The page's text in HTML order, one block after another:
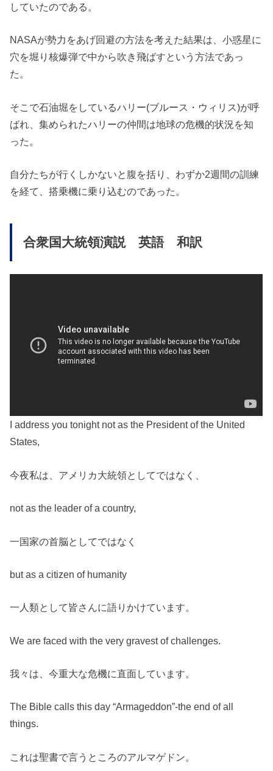
していたのである。
NASAが勢力をあげ回避の方法を考えた結果は、小惑星に
穴を堀り核爆弾で中から吹き飛ばすという方法であっ
た。
そこで石油堀をしているハリー(ブルース・ウィリス)が呼
ばれ、集められたハリーの仲間は地球の危機的状況を知
った。
自分たちが行くしかないと腹を括り、わずか2週間の訓練
を経て、搭乗機に乗り込むのであった。
合衆国大統領演説 英語 和訳
I address you tonight not as the President of the United
States,
今夜私は、アメリカ大統領としてではなく、
not as the leader of a country,
一国家の首脳としてではなく
but as a citizen of humanity
一人類として皆さんに語りかけています。
We are faced with the very gravest of challenges.
我々は、今重大な危機に直面しています。
The Bible calls this day “Armageddon”-the end of all
things.
これは聖書で言うところのアルマゲドン。